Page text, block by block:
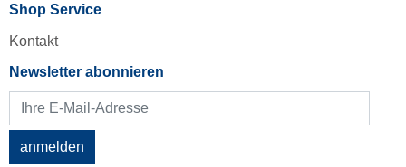
Shop Service
Kontakt
Newsletter abonnieren
anmelden